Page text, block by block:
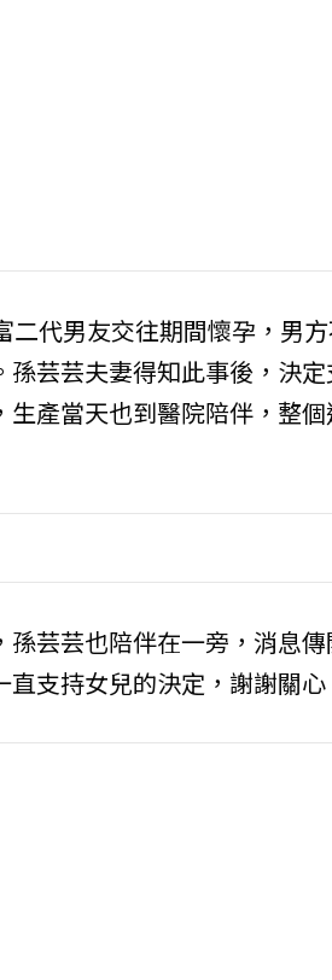
二代男友交往期間懷孕，男
芸芸夫妻得知此事後，決
產當天也到醫院陪伴，整
芸芸也陪伴在一旁，消息
支持女兒的決定，謝謝關